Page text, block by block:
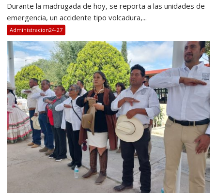
Durante la madrugada de hoy, se reporta a las unidades de
emergencia, un accidente tipo volcadura,...
Administracion24-27